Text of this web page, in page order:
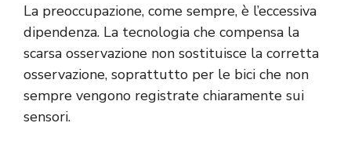
La preoccupazione, come sempre, è l’eccessiva
dipendenza. La tecnologia che compensa la
scarsa osservazione non sostituisce la corretta
osservazione, soprattutto per le bici che non
sempre vengono registrate chiaramente sui
sensori.